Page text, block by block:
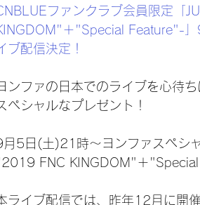
ファンクラブ会員限定「
＋"Special Feature"-
ブ配信決定！
ンファの日本でのライブを心待
ペシャルなプレゼント！
月5日(土)21時～ヨンファスペシ
FNC KINGDOM"＋"Special
ライブ配信では、昨年12月に開